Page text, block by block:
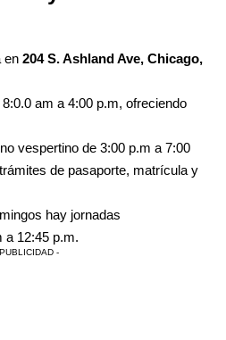
en 204 S. Ashland Ave, Chicago,
am a 4:00 p.m, ofreciendo
vespertino de 3:00 p.m a 7:00
de pasaporte, matrícula y
hay jornadas
a 12:45 p.m.
-